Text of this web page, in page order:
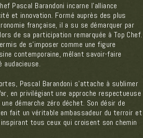
Pascal Barandoni incarne l’alliance
et innovation. Formé auprès des plus
française, il a su se démarquer par
de sa participation remarquée à Top Chef.
de s’imposer comme une figure
contemporaine, mêlant savoir-faire
Pascal Barandoni s’attache à sublimer
en privilégiant une approche respectueuse
une démarche zéro déchet. Son désir de
fait un véritable ambassadeur du terroir et
tous ceux qui croisent son chemin